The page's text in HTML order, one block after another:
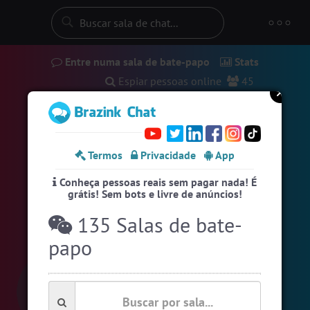
Entre numa sala de bate-papo
Stats
Espiar pessoas online
45
#EstadosUnidos
10pessoas
#Portugal
16 pessoas
#Brasil
7 pessoas
Termos Privacidade
App
Conheça pessoas reais sem pagar nada! É
grátis! Sem bots e livre de anúncios!
135 Salas de bate-
papo